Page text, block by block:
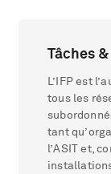
Tâches
L’IFP est
tous les
tant
l’ASIT et,